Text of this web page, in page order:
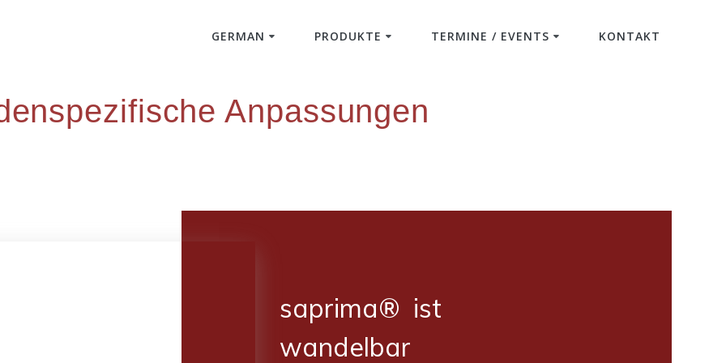
GERMAN PRODUKTE TERMINE / EVENTS KONTAKT
Anpassungen
saprima® ist
wandelbar